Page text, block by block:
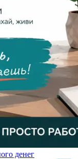
денег